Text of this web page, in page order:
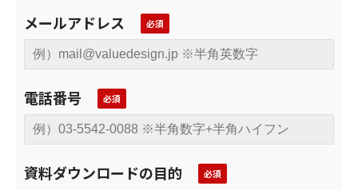
メールアドレス
電話番号
資料ダウンロードの目的